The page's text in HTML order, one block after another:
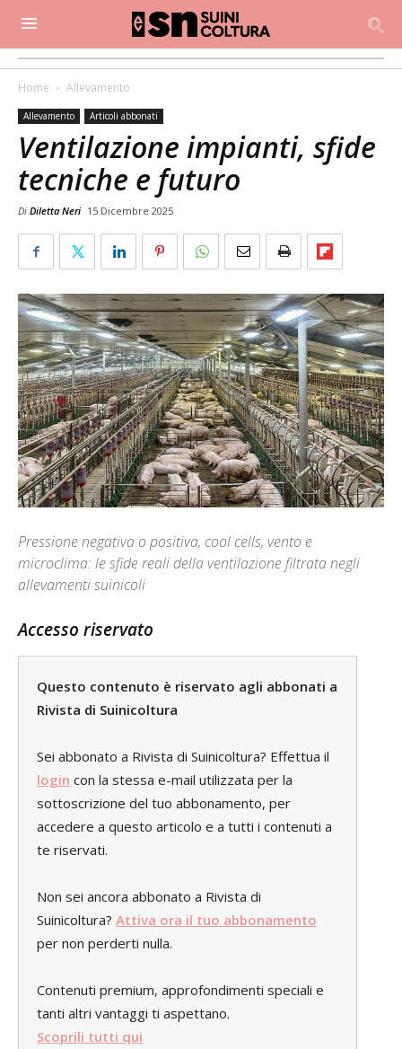
Home Allevamento
Allevamento Articoli abbonati
Ventilazione impianti, sfide
tecniche e futuro
Di Diletta Neri 15 Dicembre 2025
Pressione negativa o positiva, cool cells, vento e
microclima: le sfide reali della ventilazione filtrata negli
allevamenti suinicoli
Accesso riservato
Questo contenuto è riservato agli abbonati a
Rivista di Suinicoltura
Sei abbonato a Rivista di Suinicoltura? Effettua il
login con la stessa e-mail utilizzata per la
sottoscrizione del tuo abbonamento, per
accedere a questo articolo e a tutti i contenuti a
te riservati.
Non sei ancora abbonato a Rivista di
Suinicoltura? Attiva ora il tuo abbonamento
per non perderti nulla.
Contenuti premium, approfondimenti speciali e
tanti altri vantaggi ti aspettano.
Scoprili tutti qui